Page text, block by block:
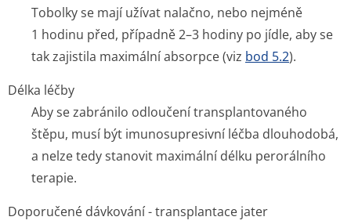
Tobolky se mají užívat nalačno, nebo nejméně
1 hodinu před, případně 2–3 hodiny po jídle, aby se
tak zajistila maximální absorpce (viz bod 5.2).
Délka léčby
Aby se zabránilo odloučení transplantovaného
štěpu, musí být imunosupresivní léčba dlouhodobá,
a nelze tedy stanovit maximální délku perorálního
terapie.
Doporučené dávkování - transplantace jater